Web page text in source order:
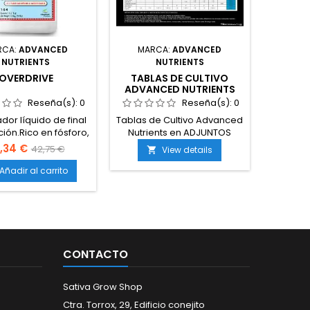
ADVANCED
NUTRIENTS
OVERDRIVE
Reseña(s):0
líquido de final
en fósforo,
carbohidratos y
la
activa hasta la
el
de resina,
el sabor,
calidad final de la
con...
€ 42,75 €
Añadir al carrito
MARCA:ADVANCED
NUTRIENTS
TABLAS DE CULTIVO
ADVANCED NUTRIENTS
Reseña(s): 0
Tablas de Cultivo Advanced
Nutrients en ADJUNTOS
 View details
CONTACTO
Sativa Grow Shop
Ctra. Torrox, 29, Edificio conejito